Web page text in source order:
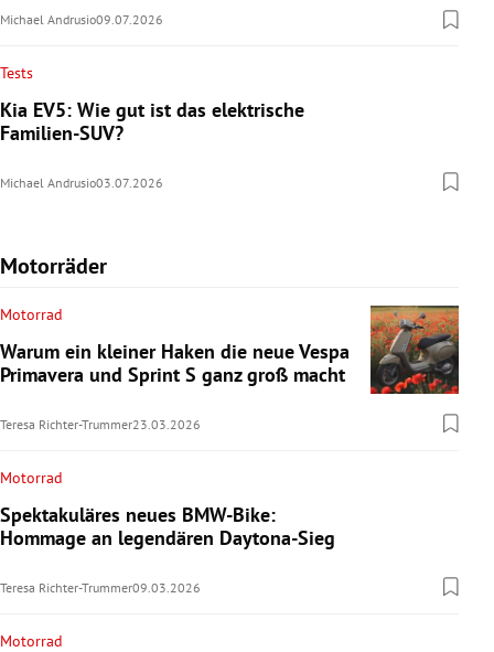
Michael Andrusio09.07.2026
Tests
Kia EV5: Wie gut ist das elektrische
Familien-SUV?
Michael Andrusio03.07.2026
Motorräder
Motorrad
Warum ein kleiner Haken die neue Vespa
Primavera und Sprint S ganz groß macht
Teresa Richter-Trummer23.03.2026
Motorrad
Spektakuläres neues BMW-Bike:
Hommage an legendären Daytona-Sieg
Teresa Richter-Trummer09.03.2026
Motorrad